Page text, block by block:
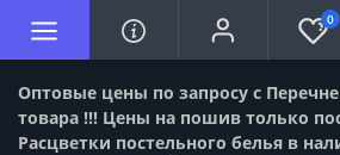
Оптовые цены по запросу с
товара !!! Цены на пошив только
Расцветки постельного белья в
0